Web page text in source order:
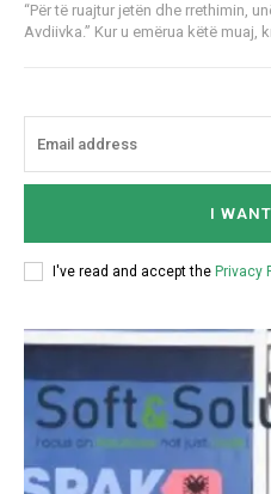
“Për të ruajtur jetën dhe rrethimin,
Avdiivka.” Kur u emërua këtë
I
I've read and accept the Privacy